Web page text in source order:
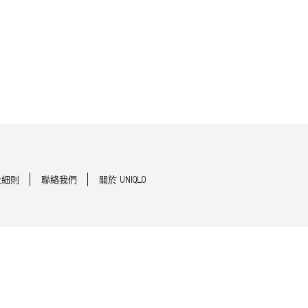
則 聯絡我們 關於 UNIQLO